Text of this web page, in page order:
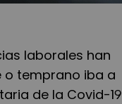
laborales han
o temprano iba a
de la Covid-19